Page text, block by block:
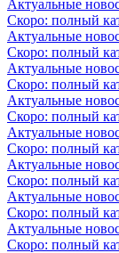
Актуальные
Скоро: полный
Актуальные
Скоро: полный
Актуальные
Скоро: полный
Актуальные
Скоро: полный
Актуальные
Скоро: полный
Актуальные
Скоро: полный
Актуальные
Скоро: полный
Актуальные
Скоро: полный